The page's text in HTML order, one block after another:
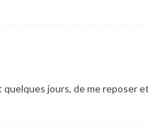
jours, de me reposer